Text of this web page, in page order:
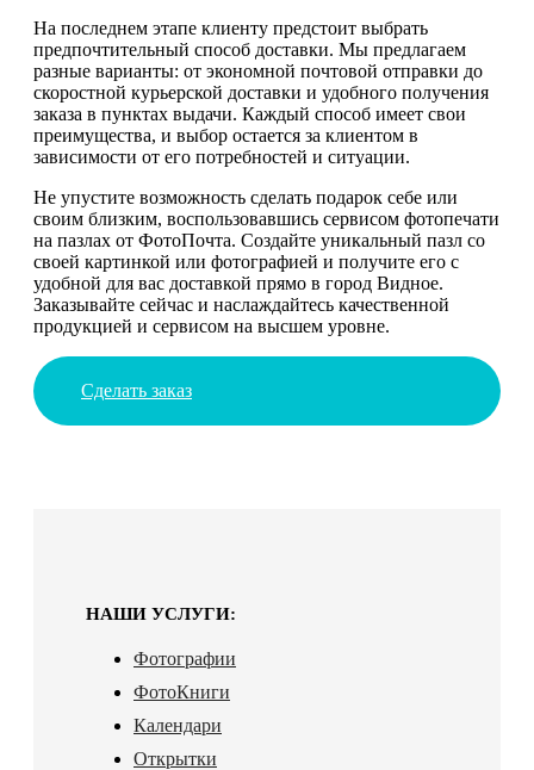
На последнем этапе клиенту предстоит выбрать
предпочтительный способ доставки. Мы предлагаем
разные варианты: от экономной почтовой отправки до
скоростной курьерской доставки и удобного получения
заказа в пунктах выдачи. Каждый способ имеет свои
преимущества, и выбор остается за клиентом в
зависимости от его потребностей и ситуации.
Не упустите возможность сделать подарок себе или
своим близким, воспользовавшись сервисом фотопечати
на пазлах от ФотоПочта. Создайте уникальный пазл со
своей картинкой или фотографией и получите его с
удобной для вас доставкой прямо в город Видное.
Заказывайте сейчас и наслаждайтесь качественной
продукцией и сервисом на высшем уровне.
Сделать заказ
НАШИ УСЛУГИ:
Фотографии
ФотоКниги
Календари
Открытки